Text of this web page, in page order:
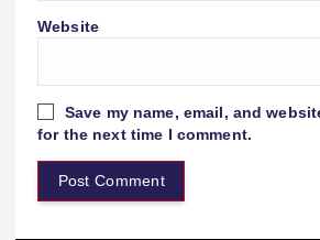
Website
Save my name, email, and
for the next time I comment.